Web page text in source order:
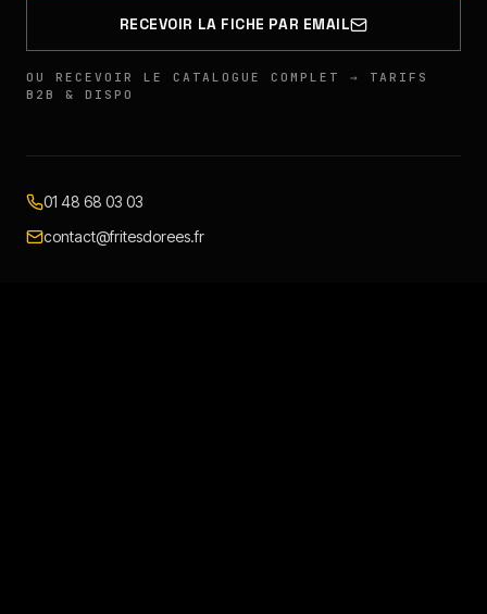
RECEVOIR LA FICHE PAR EMAIL
OU RECEVOIR LE CATALOGUE COMPLET → TARIFS
B2B & DISPO
01 48 68 03 03
contact@fritesdorees.fr